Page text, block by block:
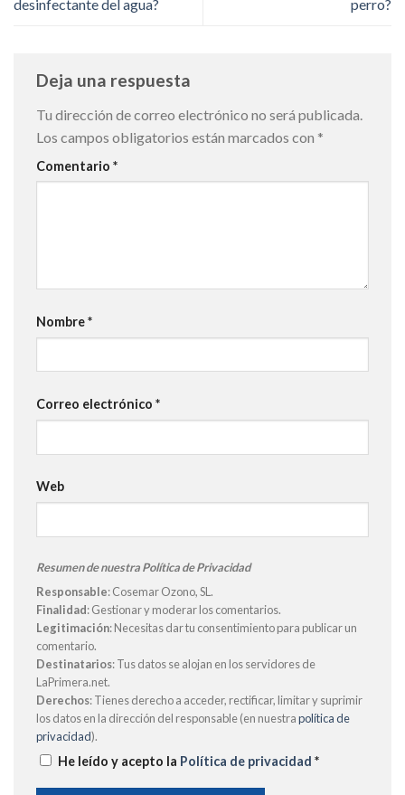
desinfectante del agua?
perro?
Deja una respuesta
Tu dirección de correo electrónico no será publicada.
Los campos obligatorios están marcados con *
Comentario *
Nombre*
Correo electrónico *
Web
Resumen de nuestra Política de Privacidad
Responsable: Cosemar Ozono, SL.
Finalidad: Gestionar y moderar los comentarios.
Legitimación: Necesitas dar tu consentimiento para publicar un
comentario.
Destinatarios: Tus datos se alojan en los servidores de
LaPrimera.net.
Derechos: Tienes derecho a acceder, rectificar, limitar y suprimir
los datos en la dirección del responsable (en nuestrapolítica de
privacidad).
He leído y acepto la Política de privacidad *